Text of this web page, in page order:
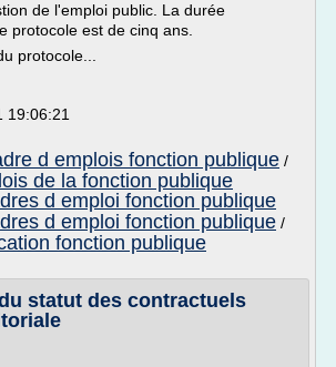
de l'emploi public. La durée
protocole est de cinq ans.
protocole...
19:06:21
d emplois fonction publique /
de la fonction publique
d emploi fonction publique
d emploi fonction publique /
fonction publique
statut des contractuels